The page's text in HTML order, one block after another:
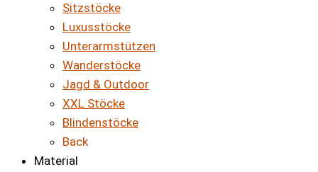
Sitzstöcke
Luxusstöcke
Unterarmstützen
Wanderstöcke
Jagd & Outdoor
XXL Stöcke
Blindenstöcke
Back
Material